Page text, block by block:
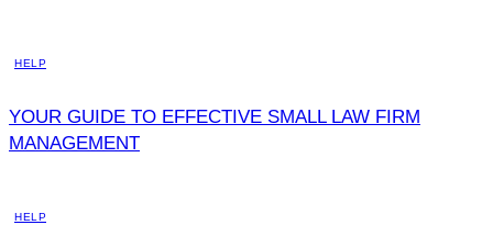
HELP
YOUR GUIDE TO EFFECTIVE SMALL LAW FIRM
MANAGEMENT
HELP